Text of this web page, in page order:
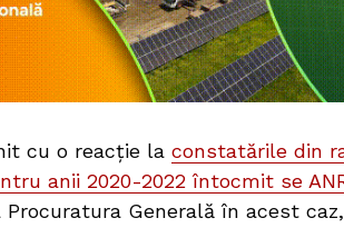
cu o reacție la constatările din
anii 2020-2022 întocmit se
Procuratura Generală în acest